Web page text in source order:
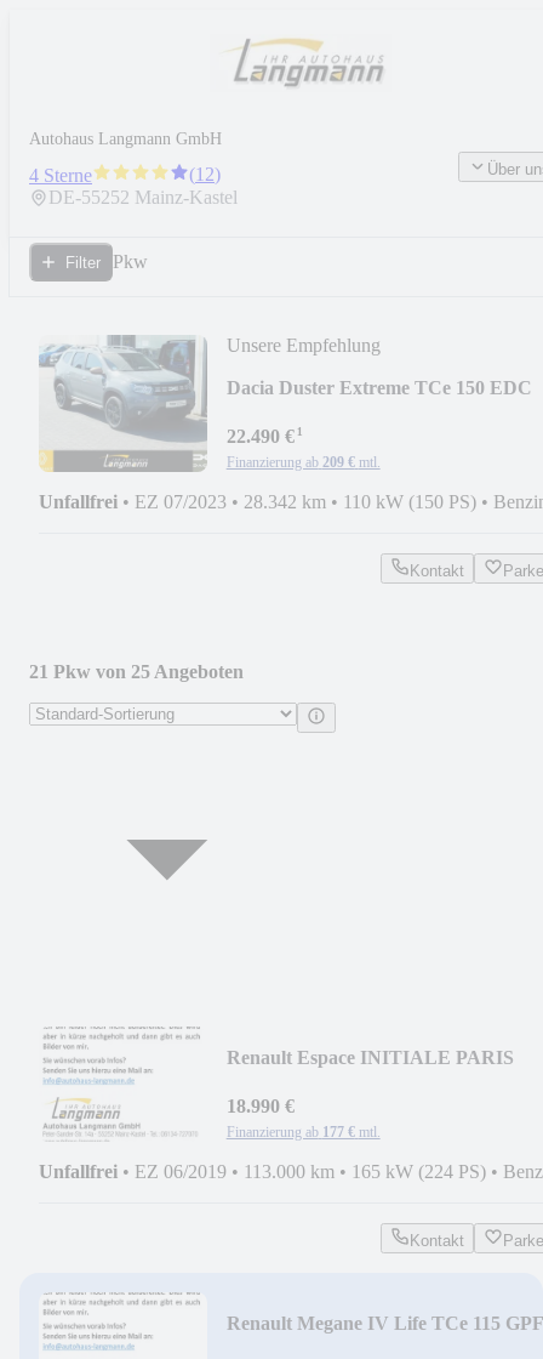
Autohaus Langmann GmbH
4 Sterne (12)
DE-55252 Mainz-Kastel
Über
Filter Pkw
Unsere Empfehlung
Dacia Duster Extreme TCe 150 EDC
22.490 €¹
Finanzierung ab 209 € mtl.
Unfallfrei • EZ 07/2023 • 28.342 km • 110 kW (150 PS) •
Kontakt
21 Pkw von 25 Angeboten
Renault Espace INITIALE PARIS
18.990 €
Finanzierung ab 177 € mtl.
Unfallfrei • EZ 06/2019 • 113.000 km • 165 kW (224 PS) •
Kontakt
Renault Megane IV Life TCe 115 GPF